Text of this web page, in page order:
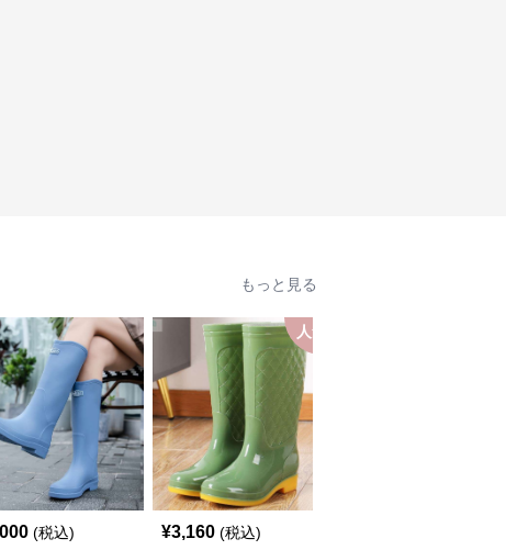
もっと見る
(税込)
人気
¥3,160 (税込)